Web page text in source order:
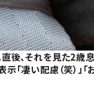
後、それを見た2歳
凄い配慮（笑）」